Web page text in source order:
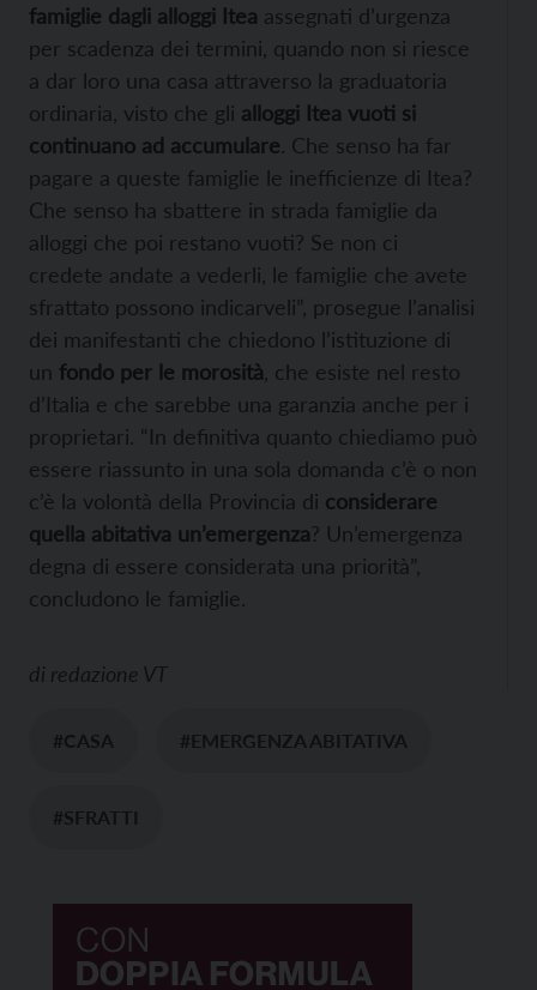
famiglie dagli alloggi Itea assegnati d’urgenza
per scadenza dei termini, quando non si riesce
a dar loro una casa attraverso la graduatoria
ordinaria, visto che gli alloggi Itea vuoti si
continuano ad accumulare. Che senso ha far
pagare a queste famiglie le inefficienze di Itea?
Che senso ha sbattere in strada famiglie da
alloggi che poi restano vuoti? Se non ci
credete andate a vederli, le famiglie che avete
sfrattato possono indicarveli”, prosegue l’analisi
dei manifestanti che chiedono l’istituzione di
un fondo per le morosità , che esiste nel resto
d’Italia e che sarebbe una garanzia anche per i
proprietari. “In definitiva quanto chiediamo può
essere riassunto in una sola domanda c’è o non
c’è la volontà della Provincia di considerare
quella abitativa un’emergenza? Un’emergenza
degna di essere considerata una priorità”,
concludono le famiglie.
di redazione VT
#CASA #EMERGENZA ABITATIVA
#SFRATTI